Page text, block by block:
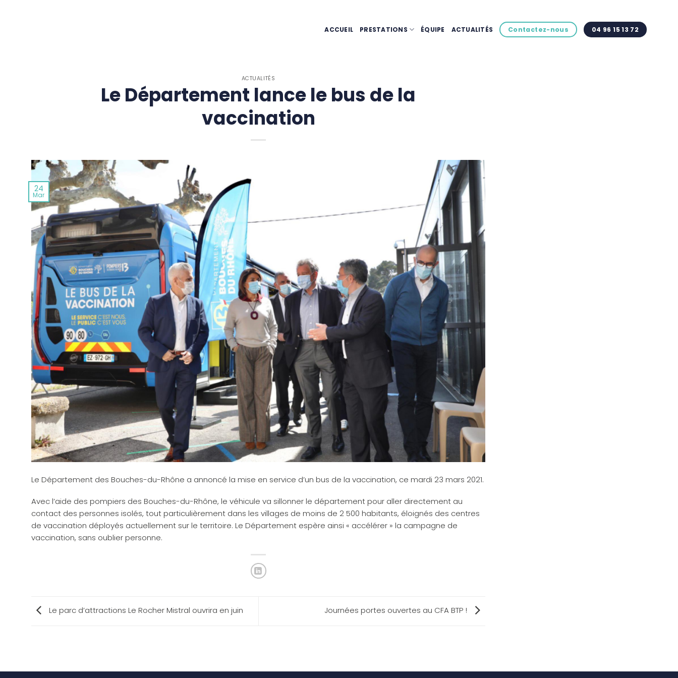
ACCUEIL PRESTATIONS ÉQUIPE ACTUALITÉS Contactez-nous 04 96 15 13 72
ACTUALITÉS
Le Département lance le bus de la
vaccination
24
Mar
Le Département des Bouches-du-Rhône a annoncé la mise en service d’un bus de la vaccination, ce mardi 23 mars 2021.
Avec l’aide des pompiers des Bouches-du-Rhône, le véhicule va sillonner le département pour aller directement au
contact des personnes isolés, tout particulièrement dans les villages de moins de 2 500 habitants, éloignés des centres
de vaccination déployés actuellement sur le territoire. Le Département espère ainsi « accélérer » la campagne de
vaccination, sans oublier personne.
Le parc d’attractions Le Rocher Mistral ouvrira en juin Journées portes ouvertes au CFA BTP !